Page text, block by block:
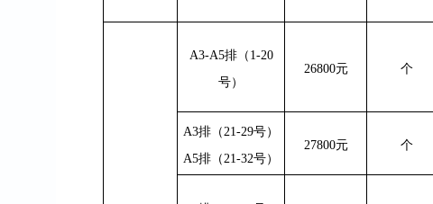
A3-A5排（ 1-20
号）
26800元 个
A3排（21-29号）
A5排（21-32号）
27800元
个